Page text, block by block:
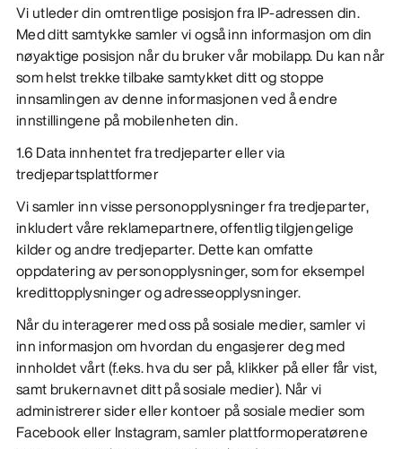
Vi utleder din omtrentlige posisjon fra IP-adressen din.
Med ditt samtykke samler vi også inn informasjon om din
nøyaktige posisjon når du bruker vår mobilapp. Du kan når
som helst trekke tilbake samtykket ditt og stoppe
innsamlingen av denne informasjonen ved å endre
innstillingene på mobilenheten din.
1.6 Data innhentet fra tredjeparter eller via
tredjepartsplattformer
Vi samler inn visse personopplysninger fra tredjeparter,
inkludert våre reklamepartnere, offentlig tilgjengelige
kilder og andre tredjeparter. Dette kan omfatte
oppdatering av personopplysninger, som for eksempel
kredittopplysninger og adresseopplysninger.
Når du interagerer med oss på sosiale medier, samler vi
inn informasjon om hvordan du engasjerer deg med
innholdet vårt (f.eks. hva du ser på, klikker på eller får vist,
samt brukernavnet ditt på sosiale medier). Når vi
administrerer sider eller kontoer på sosiale medier som
Facebook eller Instagram, samler plattformoperatørene